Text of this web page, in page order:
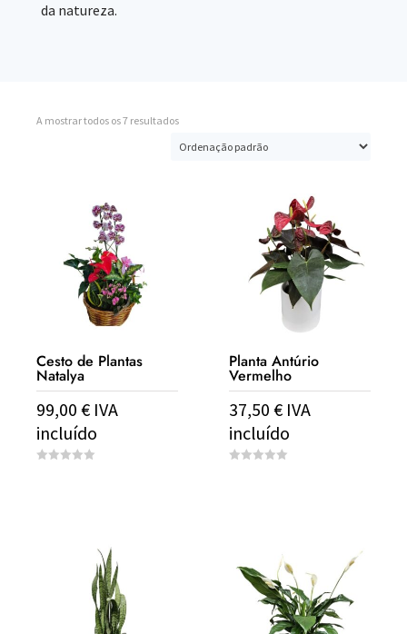
da natureza.
A mostrar todos os 7 resultados
Cesto de Plantas
Natalya
99,00 € IVA
incluído
Planta Antúrio
Vermelho
37,50€ IVA
incluído